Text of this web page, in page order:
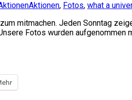
Aktionen, Fotos, what a
mitmachen. Jeden Sonntag
Fotos wurden aufgenommen